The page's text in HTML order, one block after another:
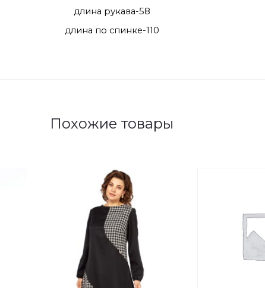
длина рукава-58
длина по спинке-110
Похожие товары